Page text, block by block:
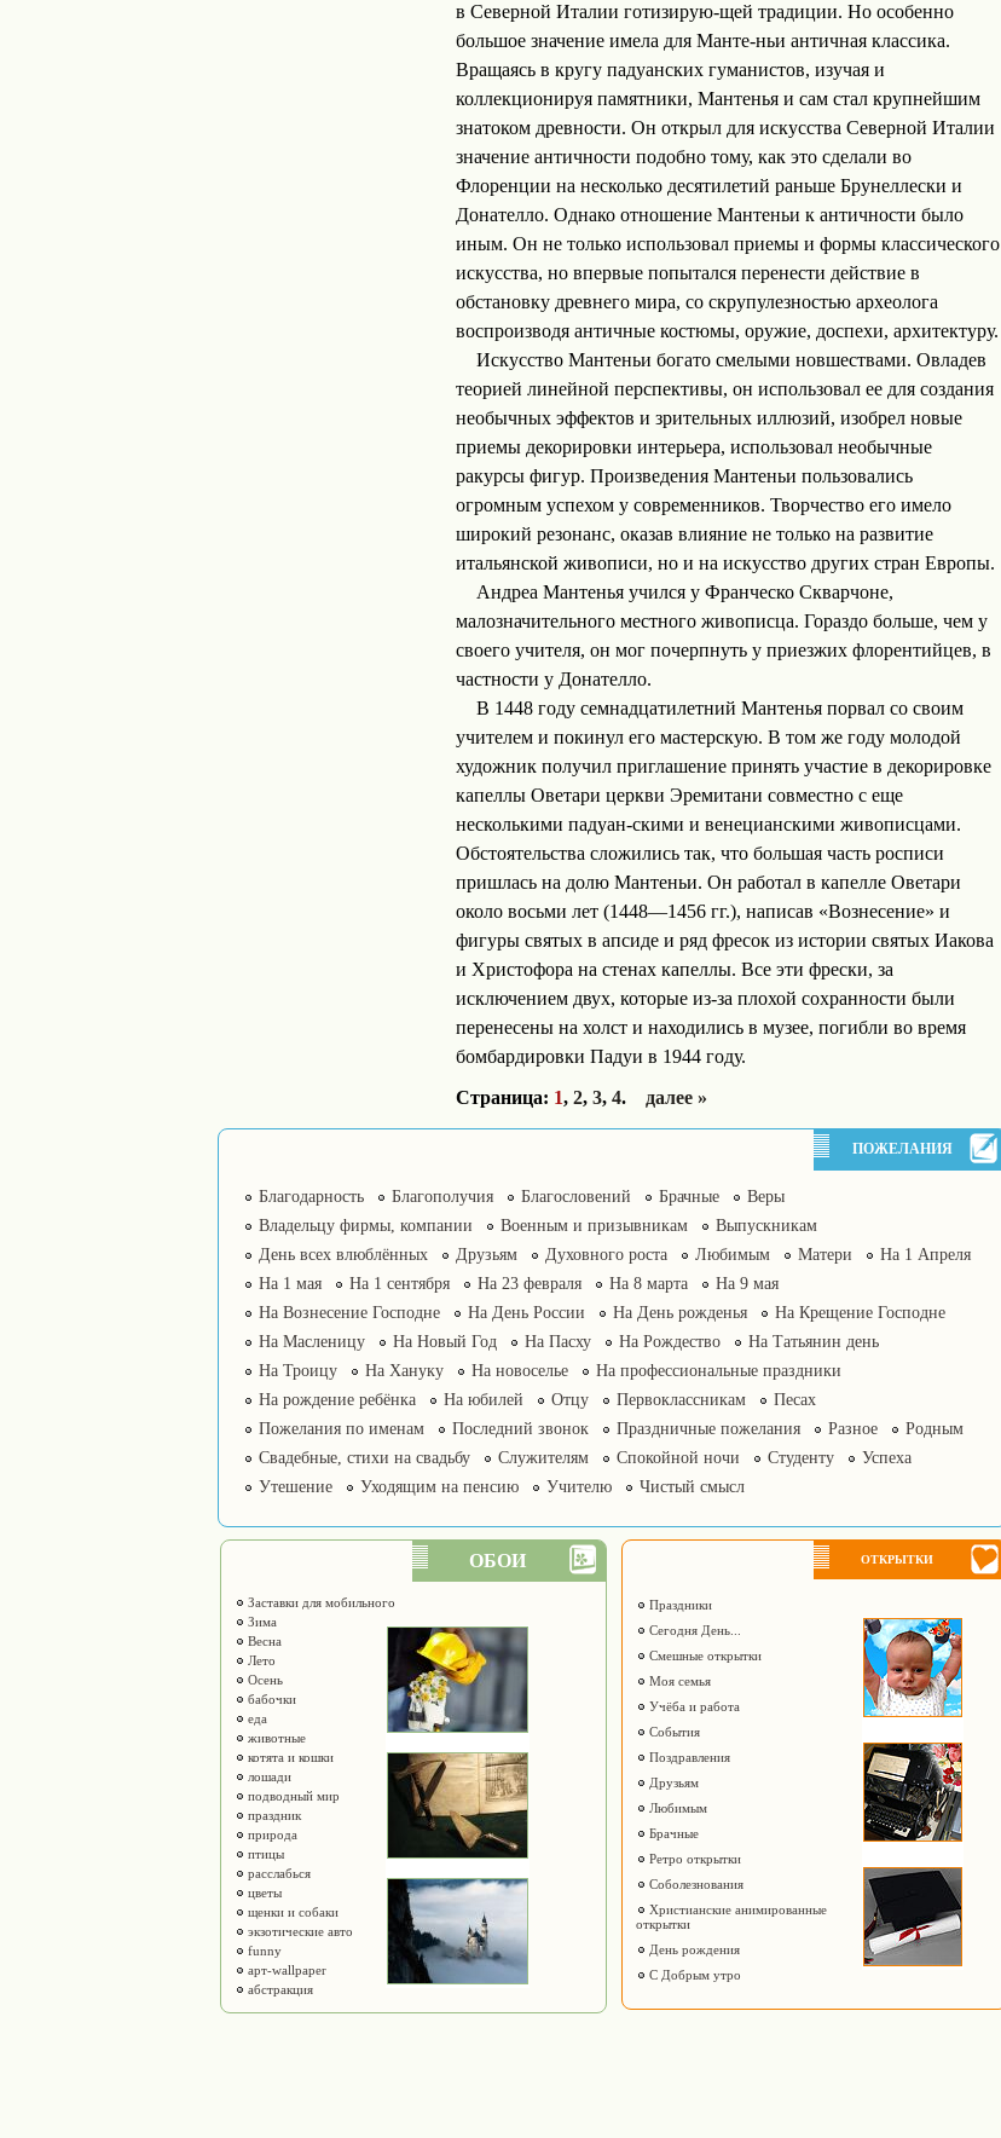
в Северной Италии готизирую-щей традиции. Но особенно
большое значение имела для Манте-ньи античная классика.
Вращаясь в кругу падуанских гуманистов, изучая и
коллекционируя памятники, Мантенья и сам стал крупнейшим
знатоком древности. Он открыл для искусства Северной Италии
значение античности подобно тому, как это сделали во
Флоренции на несколько десятилетий раньше Брунеллески и
Донателло. Однако отношение Мантеньи к античности было
иным. Он не только использовал приемы и формы классического
искусства, но впервые попытался перенести действие в
обстановку древнего мира, со скрупулезностью археолога
воспроизводя античные костюмы, оружие, доспехи, архитектуру.
Искусство Мантеньи богато смелыми новшествами. Овладев
теорией линейной перспективы, он использовал ее для создания
необычных эффектов и зрительных иллюзий, изобрел новые
приемы декорировки интерьера, использовал необычные
ракурсы фигур. Произведения Мантеньи пользовались
огромным успехом у современников. Творчество его имело
широкий резонанс, оказав влияние не только на развитие
итальянской живописи, но и на искусство других стран Европы.
Андреа Мантенья учился у Франческо Скварчоне,
малозначительного местного живописца. Гораздо больше, чем у
своего учителя, он мог почерпнуть у приезжих флорентийцев, в
частности у Донателло.
В 1448 году семнадцатилетний Мантенья порвал со своим
учителем и покинул его мастерскую. В том же году молодой
художник получил приглашение принять участие в декорировке
капеллы Оветари церкви Эремитани совместно с еще
несколькими падуан-скими и венецианскими живописцами.
Обстоятельства сложились так, что большая часть росписи
пришлась на долю Мантеньи. Он работал в капелле Оветари
около восьми лет (1448—1456 гг.), написав «Вознесение» и
фигуры святых в апсиде и ряд фресок из истории святых Иакова
и Христофора на стенах капеллы. Все эти фрески, за
исключением двух, которые из-за плохой сохранности были
перенесены на холст и находились в музее, погибли во время
бомбардировки Падуи в 1944 году.
Страница: 1, 2, 3, 4. далее »
ПОЖЕЛАНИЯ
Благодарность Благополучия Благословений Брачные
Веры
Владельцу фирмы, компании
Военным и призывникам
Выпускникам
День всех влюблённых
Друзьям Духовного роста Любимым Матери
На 1 Апреля
На 1 мая
На 1 сентября На 23 февраля На 8 марта
На 9 мая
На Вознесение Господне
На День России На День рожденья
На Крещение Господне
На Масленицу
На Новый Год На Пасху На Рождество
На Татьянин день
На Троицу
На Хануку На новоселье
На профессиональные праздники
На рождение ребёнка
На юбилей Отцу Первоклассникам
Песах
Пожелания по именам
Последний звонок Праздничные пожелания Разное
Родным
Свадебные, стихи на свадьбу
Служителям Спокойной ночи Студенту
Успеха
Утешение
Уходящим на пенсию Учителю Чистый смысл
ОБОИ
Заставки для мобильного
Зима
Весна
Лето
Осень
бабочки
еда
животные
котята и кошки
лошади
подводный мир
праздник
природа
птицы
расслабься
цветы
щенки и собаки
экзотические авто
funny
арт-wallpaper
абстракция
ОТКРЫТКИ
Праздники
Сегодня День...
Смешные открытки
Моя семья
Учёба и работа
События
Поздравления
Друзьям
Любимым
Брачные
Ретро открытки
Соболезнования
Христианские анимированные
открытки
День рождения
С Добрым утро